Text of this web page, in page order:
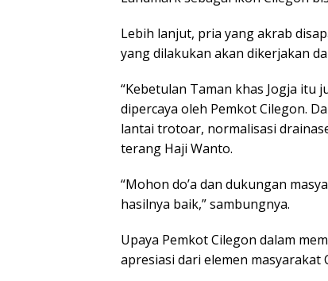
Lebih lanjut, pria yang akrab
yang dilakukan akan dikerjakan
“Kebetulan Taman khas Jogja itu
dipercaya oleh Pemkot Cilegon.
lantai trotoar, normalisasi
terang Haji Wanto.
“Mohon do’a dan dukungan
hasilnya baik,” sambungnya.
Upaya Pemkot Cilegon dalam
apresiasi dari elemen masyarakat